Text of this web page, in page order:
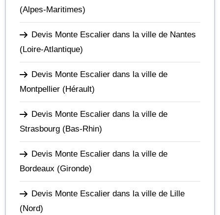
(Alpes-Maritimes)
Devis Monte Escalier dans la ville de Nantes
(Loire-Atlantique)
Devis Monte Escalier dans la ville de
Montpellier (Hérault)
Devis Monte Escalier dans la ville de
Strasbourg (Bas-Rhin)
Devis Monte Escalier dans la ville de
Bordeaux (Gironde)
Devis Monte Escalier dans la ville de Lille
(Nord)